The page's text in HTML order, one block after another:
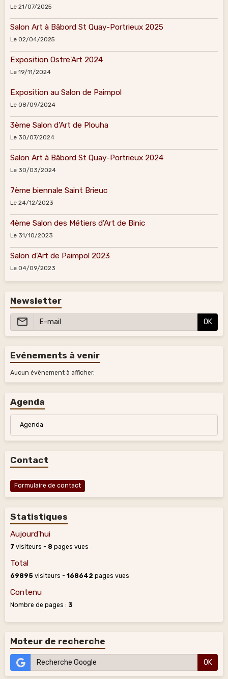
Le 21/07/2025
Salon Art à Bâbord St Quay-Portrieux 2025
Le 02/04/2025
Exposition Ostre'Art 2024
Le 19/11/2024
Exposition au Salon de Paimpol
Le 08/09/2024
3ème Salon d'Art de Plouha
Le 30/07/2024
Salon Art à Bâbord St Quay-Portrieux 2024
Le 30/03/2024
7ème biennale Saint Brieuc
Le 24/12/2023
4ème Salon des Métiers d'Art de Binic
Le 31/10/2023
Salon d'Art de Paimpol 2023
Le 04/09/2023
Newsletter
OK
Evénements à venir
Aucun évènement à afficher.
Agenda
Agenda
Contact
Formulaire de contact
Statistiques
Aujourd'hui
7 visiteurs - 8 pages vues
Total
69895 visiteurs - 168642 pages vues
Contenu
Nombre de pages : 3
Moteur de recherche
OK